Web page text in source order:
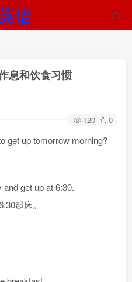
息和饮食习惯
120 0
get up tomorrow morning?
and get up at 6:30.
起床。